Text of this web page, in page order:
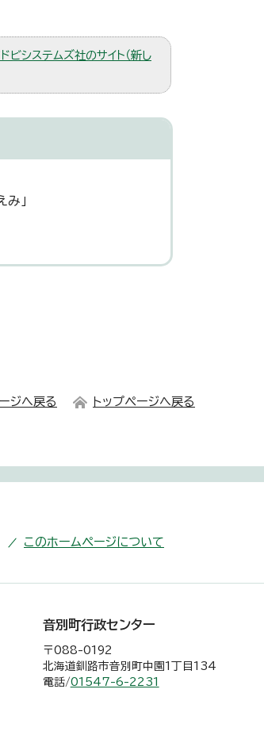
ビシステムズ社のサイト（新し
」
ジへ戻る トップページへ戻る
このホームページについて
音別町行政センター
〒088-0192
北海道釧路市音別町中園1丁目134
電話/01547-6-2231